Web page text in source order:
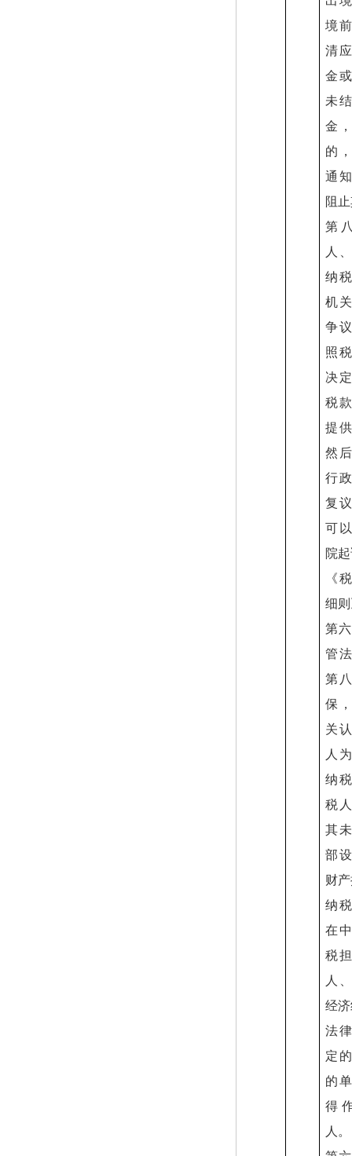
境
清
金
未
金
的
通
阻
第
人
纳
机
争
照
决
税
提
然
行
复
可
院
《
细
第
管
第
保
关
人
纳
税
其
部
财
纳
在
税
人
经
法
定
的
得
人。